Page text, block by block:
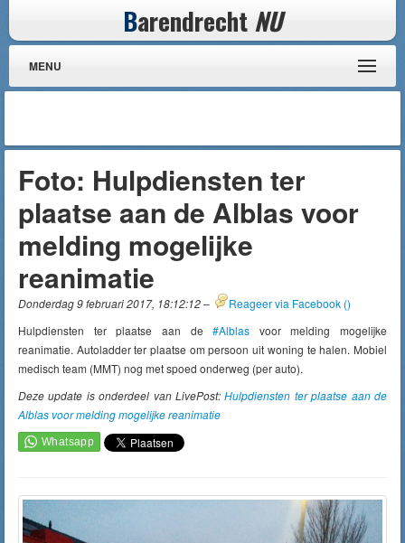
Barendrecht NU
MENU
Foto: Hulpdiensten ter
plaatse aan de Alblas voor
melding mogelijke
reanimatie
Donderdag 9 februari 2017, 18:12:12– Reageer via Facebook ()
Hulpdiensten ter plaatse aan de#Alblas voor melding mogelijke
reanimatie. Autoladder ter plaatse om persoon uit woning te halen. Mobiel
medisch team (MMT) nog met spoed onderweg (per auto).
Deze update is onderdeel van LivePost:Hulpdiensten ter plaatse aan de
Alblas voor melding mogelijke reanimatie